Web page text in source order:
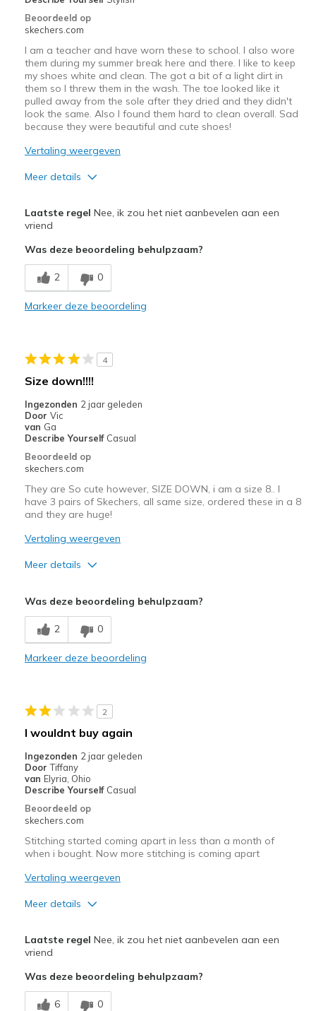
Beoordeeld op
skechers.com
I am a teacher and have worn these to school. I also wore
them during my summer break here and there. I like to keep
my shoes white and clean. The got a bit of a light dirt in
them so I threw them in the wash. The toe looked like it
pulled away from the sole after they dried and they didn't
look the same. Also I found them hard to clean overall. Sad
because they were beautiful and cute shoes!
Vertaling weergeven
Meer details
Attractive Design
Breathe Well
Comfortable
Stylish
Poor Quality
Wear Out Quickly
Beste toepassingen
Casual Wear
Width
View On Shoes
I'm Really Into Shoes
Laatste regel Nee, ik zou het niet aanbevelen aan een
vriend
Was deze beoordeling behulpzaam?
2 0
Markeer deze beoordeling
4
Size down!!!!
Ingezonden 2 jaar geleden
Door Vic
van Ga
Describe Yourself Casual
Beoordeeld op
skechers.com
They are So cute however, SIZE DOWN, i am a size 8.. I
have 3 pairs of Skechers, all same size, ordered these in a 8
and they are huge!
Vertaling weergeven
Meer details
I have not worn yet, have to return for smaller
Width
Feels too wide
Sizing
Feels full size too big
Was deze beoordeling behulpzaam?
2 0
Markeer deze beoordeling
2
I wouldnt buy again
Ingezonden 2 jaar geleden
Door Tiffany
van Elyria, Ohio
Describe Yourself Casual
Beoordeeld op
skechers.com
Stitching started coming apart in less than a month of
when i bought. Now more stitching is coming apart
Vertaling weergeven
Meer details
Stylish
Minpunten
Poor Cushioning
Laatste regel Nee, ik zou het niet aanbevelen aan een
vriend
Was deze beoordeling behulpzaam?
6 0